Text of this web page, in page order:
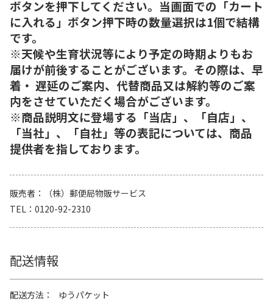
ボタンを押下してください。当画面での「カート
に入れる」ボタン押下時の数量選択は1個で結構
です。
※天候や生育状況等により予定の時期よりもお
届けが前後することがございます。その際は、早
着・ 遅延のご案内、代替商品又は解約等のご案
内をさせていただく場合がございます。
※商品説明文に登場する「当店」、「自店」、
「当社」、「自社」等の表記については、商品
提供者を指しております。
販売者
（株）郵便局物販サービス
TEL
0120-92-2310
配送情報
配送方法
ゆうパケット